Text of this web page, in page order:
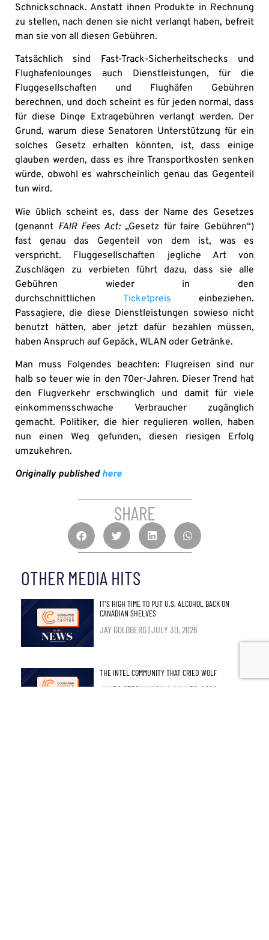
Schnickschnack. Anstatt ihnen Produkte in Rechnung
zu stellen, nach denen sie nicht verlangt haben, befreit
man sie von all diesen Gebühren.
Tatsächlich sind Fast-Track-Sicherheitschecks und
Flughafenlounges auch Dienstleistungen, für die
Fluggesellschaften und Flughäfen Gebühren
berechnen, und doch scheint es für jeden normal, dass
für diese Dinge Extragebühren verlangt werden. Der
Grund, warum diese Senatoren Unterstützung für ein
solches Gesetz erhalten könnten, ist, dass einige
glauben werden, dass es ihre Transportkosten senken
würde, obwohl es wahrscheinlich genau das Gegenteil
tun wird.
Wie üblich scheint es, dass der Name des Gesetzes
(genannt FAIR Fees Act:„Gesetz für faire Gebühren“)
fast genau das Gegenteil von dem ist, was es
verspricht. Fluggesellschaften jegliche Art von
Zuschlägen zu verbieten führt dazu, dass sie alle
Gebühren wieder in den
durchschnittlichen Ticketpreis einbeziehen.
Passagiere, die diese Dienstleistungen sowieso nicht
benutzt hätten, aber jetzt dafür bezahlen müssen,
haben Anspruch auf Gepäck, WLAN oder Getränke.
Man muss Folgendes beachten: Flugreisen sind nur
halb so teuer wie in den 70er-Jahren. Dieser Trend hat
den Flugverkehr erschwinglich und damit für viele
einkommensschwache Verbraucher zugänglich
gemacht. Politiker, die hier regulieren wollen, haben
nun einen Weg gefunden, diesen riesigen Erfolg
umzukehren.
Originally published here
SHARE
OTHER MEDIA HITS
IT’S HIGH TIME TO PUT U.S. ALCOHOL BACK ON
CANADIAN SHELVES
JAY GOLDBERG JULY 30, 2026
THE INTEL COMMUNITY THAT CRIED WOLF
JAMES CZERNIAWSKI JULY 30, 2026